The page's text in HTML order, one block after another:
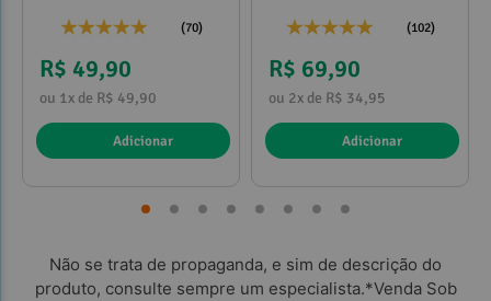
(70)
R$ 49,90
ou 1x de R$ 49,90
Adicionar
(102)
R$ 69,90
ou 2x de R$ 34,95
Adicionar
Não se trata de propaganda, e sim de descrição do
produto, consulte sempre um especialista.*Venda Sob